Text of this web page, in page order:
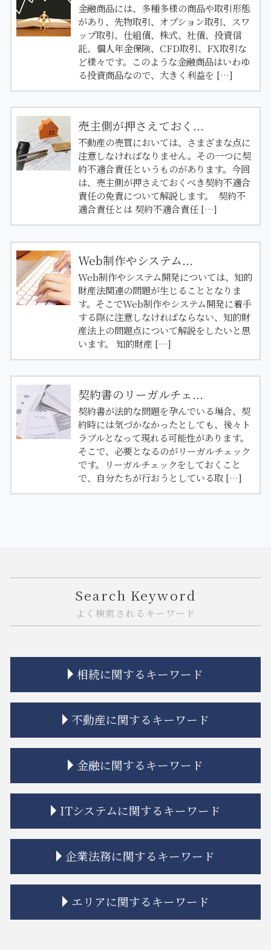
金融商品には、多種多様の商品や取引形態
があり、先物取引、オプション取引、スワ
ップ取引、仕組債、株式、社債、投資信
託、個人年金保険、CFD取引、FX取引な
ど様々です。このような金融商品はいわゆ
る投資商品なので、大きく利益を […]
売主側が押さえておく...
不動産の売買においては、さまざまな点に
注意しなければなりません。その一つに契
約不適合責任というものがあります。今回
は、売主側が押さえておくべき契約不適合
責任の免責について解説します。 契約不
適合責任とは 契約不適合責任 […]
Web制作やシステム...
Web制作やシステム開発については、知的
財産法関連の問題が生じることとなりま
す。そこでWeb制作やシステム開発に着手
する際に注意しなければならない、知的財
産法上の問題点について解説をしたいと思
います。 知的財産 […]
契約書のリーガルチェ...
契約書が法的な問題を孕んでいる場合、契
約時には気づかなかったとしても、後々ト
ラブルとなって現れる可能性があります。
そこで、必要となるのがリーガルチェック
です。リーガルチェックをしておくこと
で、自分たちが行おうとしている取 […]
Search Keyword
よく検索されるキーワード
相続に関するキーワード
相続 相談
相続 兄弟 不公平
相続 弁護士費用
相続人 連絡 取れない
相続 弁護士
相続 限定承認とは
相続 分割協議書
相続 ルール
相続 分割方法
相続 再婚
不動産に関するキーワード
市街地再開発 流れ
トラブル 問題
市街地再開発 補助金
市街地再開発事業 流れ
不動産建築トラブル 相談
市街地再開発 地区計画
建築 トラブル
不動産トラブル 裁判
金融に関するキーワード
金融商品 勧誘 違法
金融商品 新しい
金融商品 受取手形
金融adr制度 とは
金融商品 リスク 種類
金融商品 クーリングオフ
ITシステムに関するキーワード
システム開発 問題
システム開発 バグ
リーガルチェック 法律
リーガルチェック システム
企業法務に関するキーワード
事業承継 m&a
企業法務 コンプライアンス
エリアに関するキーワード